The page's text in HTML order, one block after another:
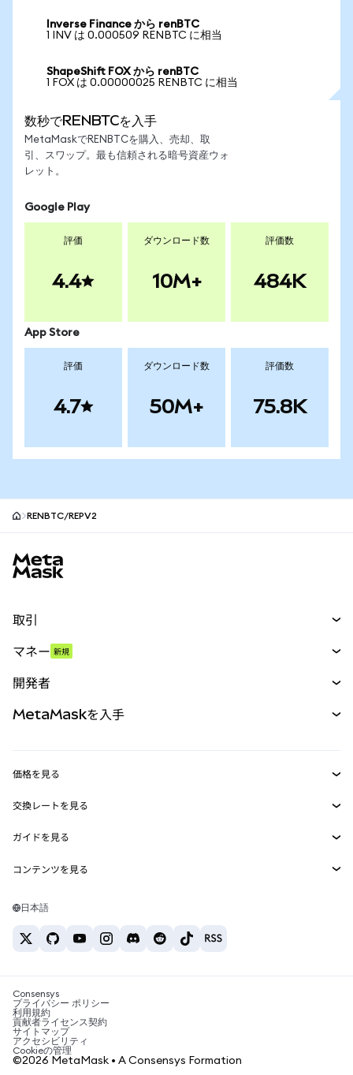
Inverse Finance から renBTC
1 INV は 0.000509 RENBTC に相当
ShapeShift FOX から renBTC
1 FOX は 0.00000025 RENBTC に相当
数秒でRENBTCを入手
MetaMaskでRENBTCを購入、売却、取
引、スワップ。最も信頼される暗号資産ウォ
レット。
Google Play
評価
4.4
ダウンロード数
10M+
評価数
484K
App Store
評価
4.7
ダウンロード数
50M+
評価数
75.8K
RENBTC/REPV2
取引
パーペチュアル
RWA
マネー 新規
開発者
MetaMask Connect
Snaps
Web3サービス
MetaMaskを入手
セキュリティ
サポート
キャリア
お問い合わせ
価格を見る
イーサリアムの価格
Solanaの価格
Tetherの価格
交換レートを見る
ETH→USD
USDT→INR
BTC→INR
ETH→USDT
ガイドを見る
ETHの購入
USDTの購入
SHIBの購入
BNBの購入
コンテンツを見る
Solanaウォレット
税制関連ニュース
暗号資産の購入方法は？
ビットコインを売るには？
日本語
Consensys
プライバシー ポリシー
利用規約
貢献者ライセンス契約
サイトマップ
アクセシビリティ
Cookieの管理
©2026 MetaMask • A Consensys Formation